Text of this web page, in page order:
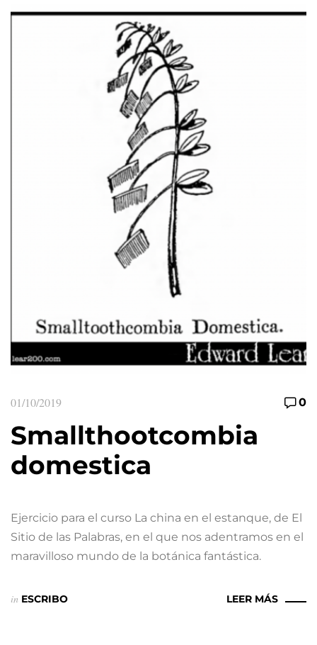
01/10/2019 0
Smallthootcombia
domestica
Ejercicio para el curso La china en el estanque, de El
Sitio de las Palabras, en el que nos adentramos en el
maravilloso mundo de la botánica fantástica.
in ESCRIBO LEER MÁS